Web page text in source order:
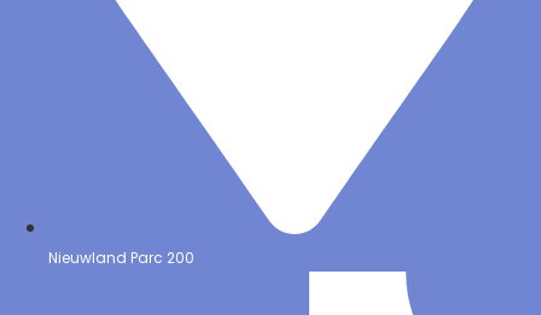
Nieuwland Parc 200